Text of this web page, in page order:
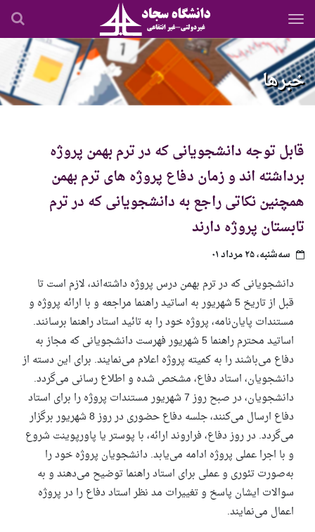
رفتن
محتوای
اصلی
خبرها
قابل توجه دانشجویانی که در ترم بهمن پروژه
برداشته اند و زمان دفاع پروژه های ترم بهمن
همچنین نکاتی راجع به دانشجویانی که در ترم
تابستان پروژه دارند
سه‌شنبه، ۲۵ مرداد ۰۱
دانشجویانی که در ترم بهمن درس پروژه داشته‌‌اند، لازم است تا
قبل از تاریخ 5 شهریور به اساتید راهنما مراجعه و با ارائه پروژه و
مستندات پایان‌نامه، پروژه خود را به تائید استاد راهنما برسانند.
اساتید محترم راهنما 5 شهریور فهرست دانشجویانی که مجاز به
دفاع می‌باشند را به کمیته پروژه اعلام می‌نمایند. برای این دسته از
دانشجویان، استاد دفاع، مشخص شده و اطلاع رسانی می‌گردد.
دانشجویان، در صبح روز 7 شهریور مستندات پروژه را برای استاد
دفاع ارسال می‌کنند، جلسه دفاع حضوری در روز 8 شهریور برگزار
می‌گردد. در روز دفاع، فراروند ارائه، با پوستر یا پاورپوینت شروع
و با اجرا عملی پروژه ادامه می‌یابد. دانشجویان پروژه خود را
به‌صورت تئوری و عملی برای استاد راهنما توضیح می‌دهند و به
سوالات ایشان پاسخ و تغییرات مد نظر استاد دفاع را در پروژه
اعمال می‌نمایند.